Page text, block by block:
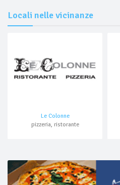
Locali nelle vicinanze
Le Colonne
pizzeria, ristorante